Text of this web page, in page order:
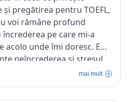
pregătirea pentru TOEFL,
voi rămâne profund
pe care mi-a
acolo unde îmi doresc. E
neîncrederea și stresul
când i-am pășit pragulmai mult